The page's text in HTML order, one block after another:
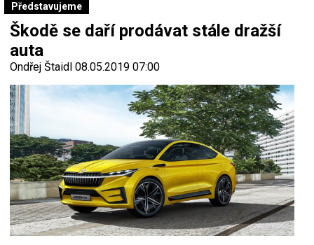
Představujeme
Škodě se daří prodávat stále dražší
auta
Ondřej Štaidl 08.05.2019 07:00